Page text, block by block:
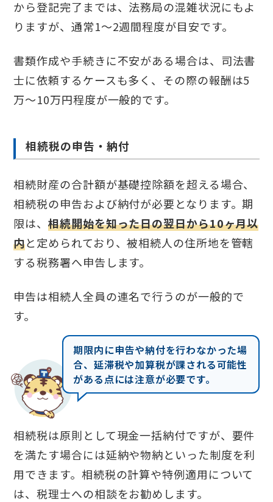
から登記完了までは、法務局の混雑状況にもよ
りますが、通常1〜2週間程度が目安です。
書類作成や手続きに不安がある場合は、司法書
士に依頼するケースも多く、その際の報酬は5
万〜10万円程度が一般的です。
相続税の申告・納付
相続財産の合計額が基礎控除額を超える場合、
相続税の申告および納付が必要となります。期
限は、相続開始を知った日の翌日から10ヶ月以
内と定められており、被相続人の住所地を管轄
する税務署へ申告します。
申告は相続人全員の連名で行うのが一般的で
す。
期限内に申告や納付を行わなかった場
合、延滞税や加算税が課される可能性
がある点には注意が必要です。
相続税は原則として現金一括納付ですが、要件
を満たす場合には延納や物納といった制度を利
用できます。相続税の計算や特例適用について
は、税理士への相談をお勧めします。